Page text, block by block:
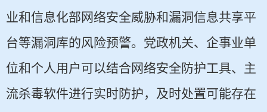
业和信息化部网络安全威胁和漏洞信息共享平
台等漏洞库的风险预警。党政机关、企事业单
位和个人用户可以结合网络安全防护工具、主
流杀毒软件进行实时防护，及时处置可能存在